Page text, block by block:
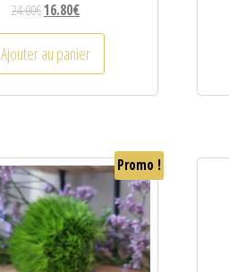
24.00€16.80€
Ajouter au panier
Promo !